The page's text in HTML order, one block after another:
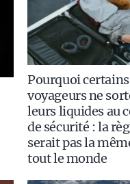
Pourquoi certains
voyageurs ne
leurs liquides au
de sécurité : la
serait pas la
tout le monde